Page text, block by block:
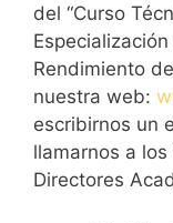
del “Curso
Rendimiento
nuestra web:
escribirnos un
llamarnos a
Directores